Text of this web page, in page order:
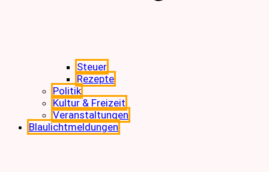
Steuer
Rezepte
Politik
Kultur & Freizeit
Veranstaltungen
Blaulichtmeldungen